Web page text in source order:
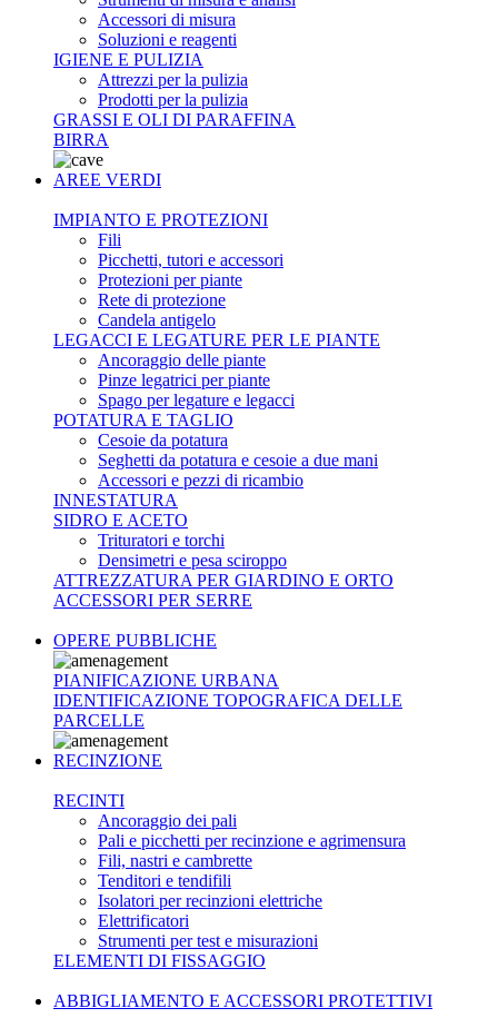
Accessori di misura
Soluzioni e reagenti
IGIENE E PULIZIA
Attrezzi per la pulizia
Prodotti per la pulizia
GRASSI E OLI DI PARAFFINA
BIRRA
AREE VERDI
IMPIANTO E PROTEZIONI
Fili
Picchetti, tutori e accessori
Protezioni per piante
Rete di protezione
Candela antigelo
LEGACCI E LEGATURE PER LE PIANTE
Ancoraggio delle piante
Pinze legatrici per piante
Spago per legature e legacci
POTATURA E TAGLIO
Cesoie da potatura
Seghetti da potatura e cesoie a due mani
Accessori e pezzi di ricambio
INNESTATURA
SIDRO E ACETO
Trituratori e torchi
Densimetri e pesa sciroppo
ATTREZZATURA PER GIARDINO E ORTO
ACCESSORI PER SERRE
OPERE PUBBLICHE
PIANIFICAZIONE URBANA
IDENTIFICAZIONE TOPOGRAFICA DELLE
PARCELLE
RECINZIONE
RECINTI
Ancoraggio dei pali
Pali e picchetti per recinzione e agrimensura
Fili, nastri e cambrette
Tenditori e tendifili
Isolatori per recinzioni elettriche
Elettrificatori
Strumenti per test e misurazioni
ELEMENTI DI FISSAGGIO
ABBIGLIAMENTO E ACCESSORI PROTETTIVI